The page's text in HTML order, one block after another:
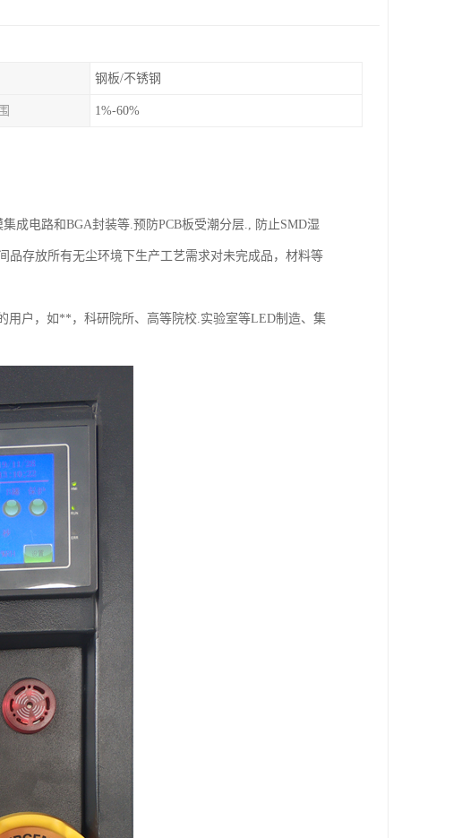
钢板/不锈钢
1%-60%
成电路和BGA封装等.预防PCB板受潮分层., 防止SMD湿
品存放所有无尘环境下生产工艺需求对未完成品，材料等
用户，如**，科研院所、高等院校.实验室等LED制造、集